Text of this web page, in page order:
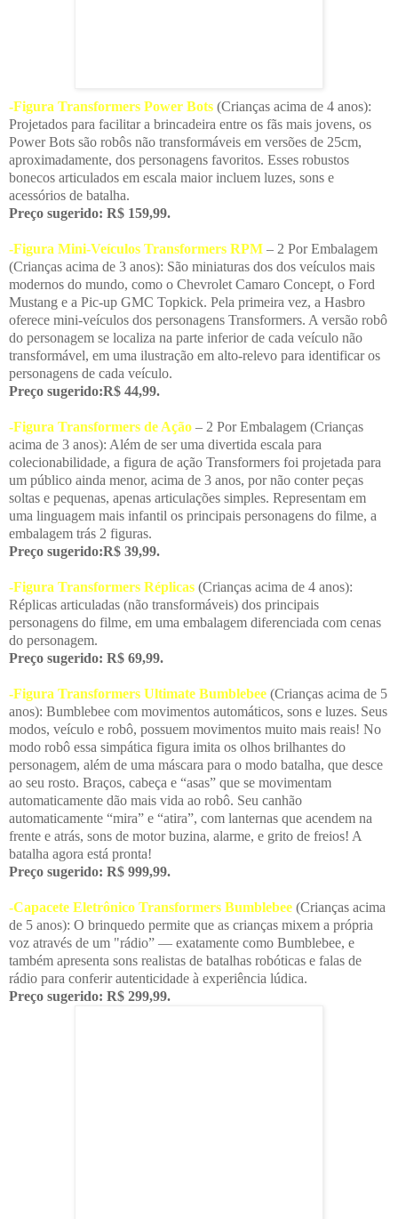
-Figura Transformers Power Bots (Crianças acima de 4 anos):
Projetados para facilitar a brincadeira entre os fãs mais jovens, os
Power Bots são robôs não transformáveis em versões de 25cm,
aproximadamente, dos personagens favoritos. Esses robustos
bonecos articulados em escala maior incluem luzes, sons e
acessórios de batalha.
Preço sugerido: R$ 159,99.
-Figura Mini-Veículos Transformers RPM – 2 Por Embalagem
(Crianças acima de 3 anos): São miniaturas dos dos veículos mais
modernos do mundo, como o Chevrolet Camaro Concept, o Ford
Mustang e a Pic-up GMC Topkick. Pela primeira vez, a Hasbro
oferece mini-veículos dos personagens Transformers. A versão robô
do personagem se localiza na parte inferior de cada veículo não
transformável, em uma ilustração em alto-relevo para identificar os
personagens de cada veículo.
Preço sugerido:R$ 44,99.
-Figura Transformers de Ação – 2 Por Embalagem (Crianças
acima de 3 anos): Além de ser uma divertida escala para
colecionabilidade, a figura de ação Transformers foi projetada para
um público ainda menor, acima de 3 anos, por não conter peças
soltas e pequenas, apenas articulações simples. Representam em
uma linguagem mais infantil os principais personagens do filme, a
embalagem trás 2 figuras.
Preço sugerido:R$ 39,99.
-Figura Transformers Réplicas (Crianças acima de 4 anos):
Réplicas articuladas (não transformáveis) dos principais
personagens do filme, em uma embalagem diferenciada com cenas
do personagem.
Preço sugerido: R$ 69,99.
-Figura Transformers Ultimate Bumblebee (Crianças acima de 5
anos): Bumblebee com movimentos automáticos, sons e luzes. Seus
modos, veículo e robô, possuem movimentos muito mais reais! No
modo robô essa simpática figura imita os olhos brilhantes do
personagem, além de uma máscara para o modo batalha, que desce
ao seu rosto. Braços, cabeça e “asas” que se movimentam
automaticamente dão mais vida ao robô. Seu canhão
automaticamente “mira” e “atira”, com lanternas que acendem na
frente e atrás, sons de motor buzina, alarme, e grito de freios! A
batalha agora está pronta!
Preço sugerido: R$ 999,99.
-Capacete Eletrônico Transformers Bumblebee (Crianças acima
de 5 anos): O brinquedo permite que as crianças mixem a própria
voz através de um "rádio” — exatamente como Bumblebee, e
também apresenta sons realistas de batalhas robóticas e falas de
rádio para conferir autenticidade à experiência lúdica.
Preço sugerido: R$ 299,99.